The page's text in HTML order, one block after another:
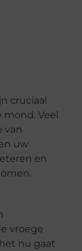
cruciaal
Veel
van
uw
en
vroege
nu gaat